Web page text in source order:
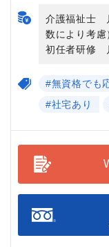
介護福祉士
数により考慮
初任者研修
#無資格でも
#社宅あり